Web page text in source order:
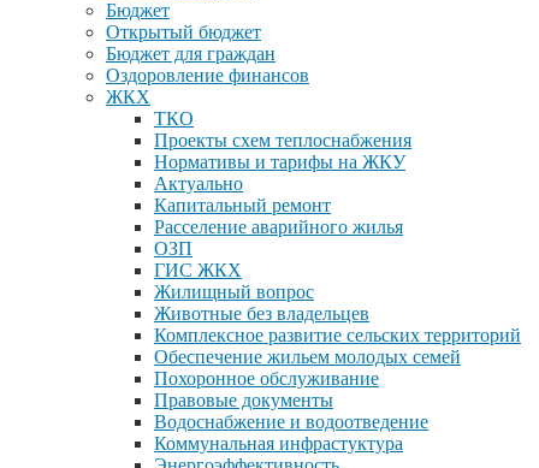
Бюджет
Открытый бюджет
Бюджет для граждан
Оздоровление финансов
ЖКХ
ТКО
Проекты схем теплоснабжения
Нормативы и тарифы на ЖКУ
Актуально
Капитальный ремонт
Расселение аварийного жилья
ОЗП
ГИС ЖКХ
Жилищный вопрос
Животные без владельцев
Комплексное развитие сельских территорий
Обеспечение жильем молодых семей
Похоронное обслуживание
Правовые документы
Водоснабжение и водоотведение
Коммунальная инфрастуктура